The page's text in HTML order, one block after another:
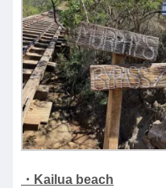
・Kailua beach